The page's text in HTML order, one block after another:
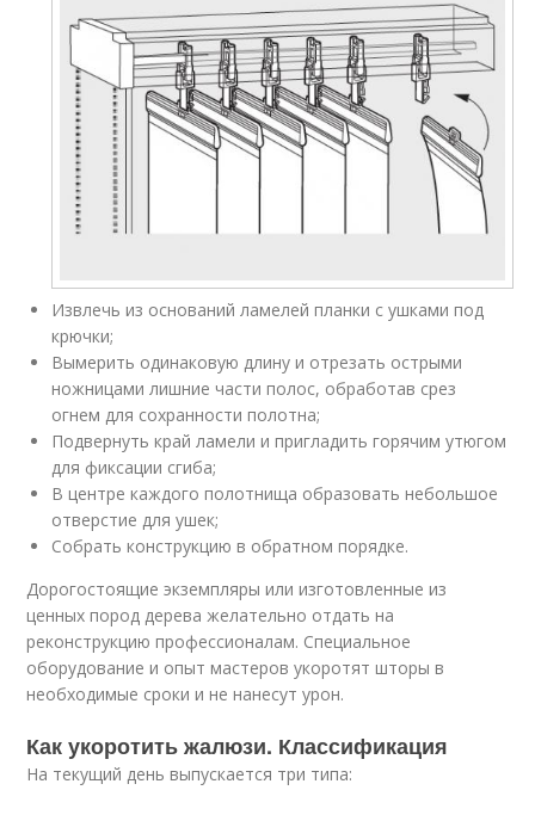
Извлечь из оснований ламелей планки с ушками под
крючки;
Вымерить одинаковую длину и отрезать острыми
ножницами лишние части полос, обработав срез
огнем для сохранности полотна;
Подвернуть край ламели и пригладить горячим утюгом
для фиксации сгиба;
В центре каждого полотнища образовать небольшое
отверстие для ушек;
Собрать конструкцию в обратном порядке.
Дорогостоящие экземпляры или изготовленные из
ценных пород дерева желательно отдать на
реконструкцию профессионалам. Специальное
оборудование и опыт мастеров укоротят шторы в
необходимые сроки и не нанесут урон.
Как укоротить жалюзи. Классификация
На текущий день выпускается три типа: